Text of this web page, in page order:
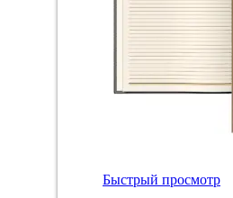
Быстрый просмотр